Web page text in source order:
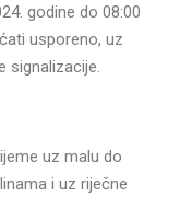
godine do 08:00
usporeno, uz
signalizacije.
uz malu do
i uz riječne